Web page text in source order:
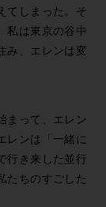
てしまった。そ
私は東京の谷中
み、エレンは変
まって、エレン
レンは「一緒に
行き来した並行
たちのすごした